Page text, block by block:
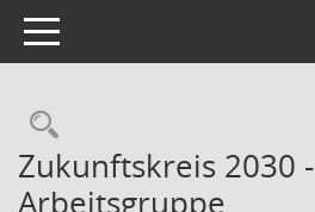
Toggle navigation
Rechercheauswahl
Zukunftskreis 2030 -
Arbeitsgruppe